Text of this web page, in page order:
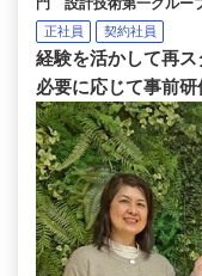
門 設計技術第一グルー
正社員 契約社員
経験を活かして再ス
必要に応じて事前研